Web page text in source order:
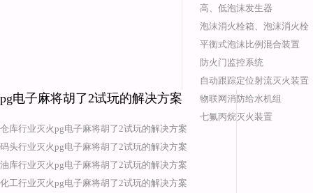
高、低泡沫发生器
泡沫消火栓箱、泡沫消火栓
平衡式泡沫比例混合装置
防火门监控系统
自动跟踪定位射流灭火装置
物联网消防给水机组
七氟丙烷灭火装置
pg电子麻将胡了2试玩的解决方案
仓库行业灭火pg电子麻将胡了2试玩的解决方案
码头行业灭火pg电子麻将胡了2试玩的解决方案
油库行业灭火pg电子麻将胡了2试玩的解决方案
化工行业灭火pg电子麻将胡了2试玩的解决方案